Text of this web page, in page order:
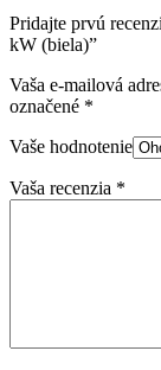
Pridajte prvú
kW (biela)”
Vaša e-mailová
označené *
Vaše hodnotenie
Vaša recenzia *